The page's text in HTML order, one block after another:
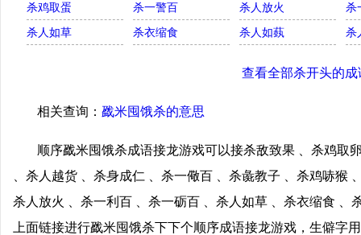
杀鸡取蛋
杀一警百 杀人放火
杀
杀人如草
杀衣缩食 杀人如蓺 杀
查看全部杀开头的成
相关查询： 戤米囤饿杀的意思
顺序戤米囤饿杀成语接龙游戏可以接杀敌致果 、杀鸡取
、杀人越货 、杀身成仁 、杀一儆百 、杀彘教子 、杀鸡哧猴
杀人放火 、杀一利百 、杀一砺百 、杀人如草 、杀衣缩食 、
上面链接进行戤米囤饿杀下下个顺序成语接龙游戏，生僻字